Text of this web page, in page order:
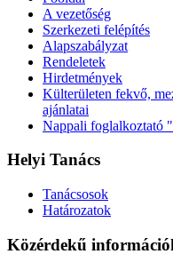
A vezetőség
Szerkezeti felépítés
Alapszabályzat
Rendeletek
Hirdetmények
Külterületen fekvő,
ajánlatai
Nappali foglalkoztató
Helyi Tanács
Tanácsosok
Határozatok
Közérdekű